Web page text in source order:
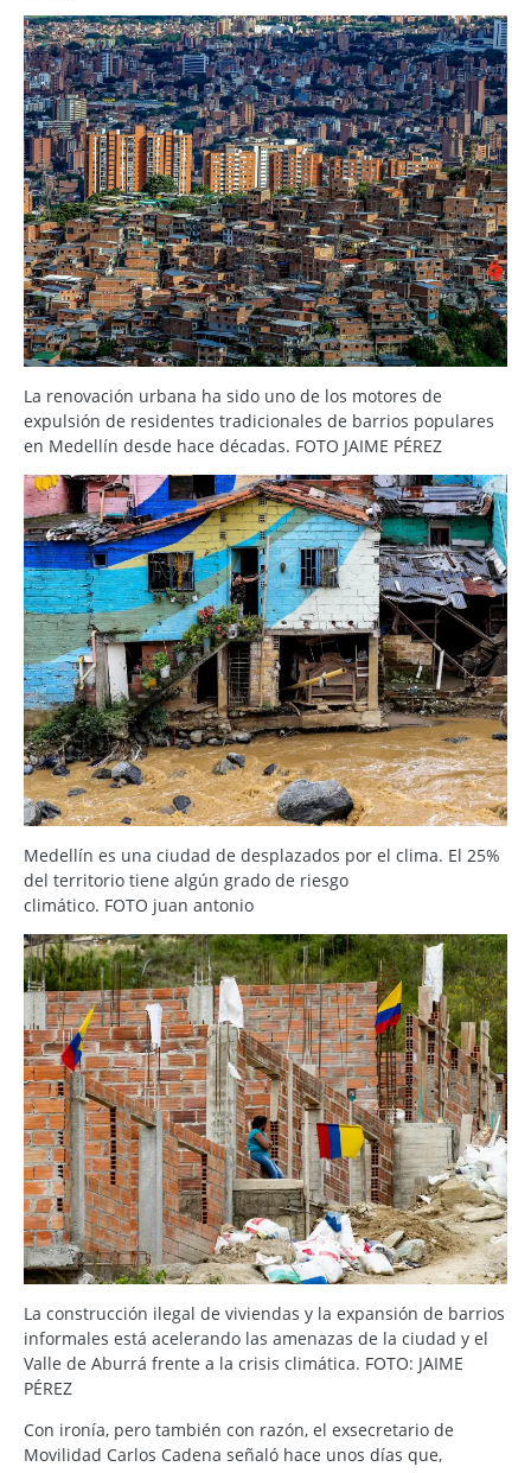
La renovación urbana ha sido uno de los motores de
expulsión de residentes tradicionales de barrios populares
en Medellín desde hace décadas. FOTO JAIME PÉREZ
Medellín es una ciudad de desplazados por el clima. El 25%
del territorio tiene algún grado de riesgo
climático. FOTO juan antonio
La construcción ilegal de viviendas y la expansión de barrios
informales está acelerando las amenazas de la ciudad y el
Valle de Aburrá frente a la crisis climática. FOTO: JAIME
PÉREZ
Con ironía, pero también con razón, el exsecretario de
Movilidad Carlos Cadena señaló hace unos días que,